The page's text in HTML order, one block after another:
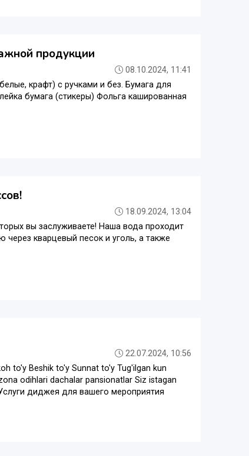
продукции
08.10.2024, 11:41
крафт) с ручками и без. Бумага для
бумага (стикеры) Фольга кашированная
18.09.2024, 13:04
вы заслуживаете! Наша вода проходит
кварцевый песок и уголь, а также
22.07.2024, 10:56
to'y Beshik to'y Sunnat to'y Tug'ilgan kun
odihlari dachalar pansionatlar Siz istagan
диджея для вашего мероприятия